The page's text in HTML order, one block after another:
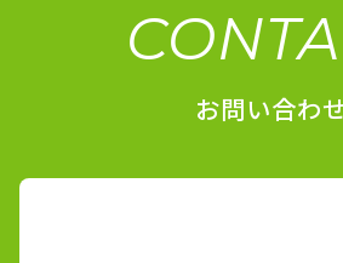
お問い合わ